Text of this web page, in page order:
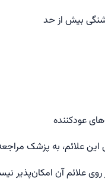
بیش از حد
عودکننده
علائم، به پزشک
روی علائم آن